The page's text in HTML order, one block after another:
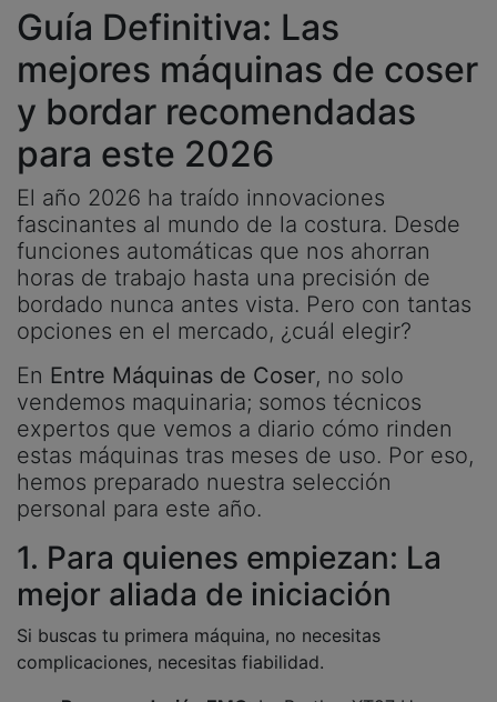
Guía Definitiva: Las
mejores máquinas de coser
y bordar recomendadas
para este 2026
El año 2026 ha traído innovaciones
fascinantes al mundo de la costura. Desde
funciones automáticas que nos ahorran
horas de trabajo hasta una precisión de
bordado nunca antes vista. Pero con tantas
opciones en el mercado, ¿cuál elegir?
En Entre Máquinas de Coser, no solo
vendemos maquinaria; somos técnicos
expertos que vemos a diario cómo rinden
estas máquinas tras meses de uso. Por eso,
hemos preparado nuestra selección
personal para este año.
1. Para quienes empiezan: La
mejor aliada de iniciación
Si buscas tu primera máquina, no necesitas
complicaciones, necesitas fiabilidad.